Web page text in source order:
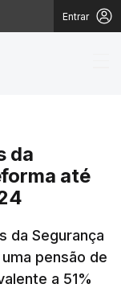
Entrar
da
até
da Segurança
pensão de
a 51%